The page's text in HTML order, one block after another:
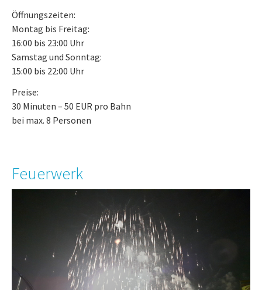
Öffnungszeiten:
Montag bis Freitag:
16:00 bis 23:00 Uhr
Samstag und Sonntag:
15:00 bis 22:00 Uhr
Preise:
30 Minuten – 50 EUR pro Bahn
bei max. 8 Personen
Feuerwerk